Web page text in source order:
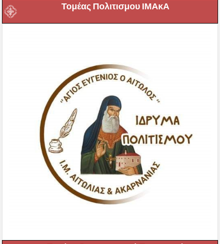
Τομέας Πολιτισμου ΙΜΑκΑ